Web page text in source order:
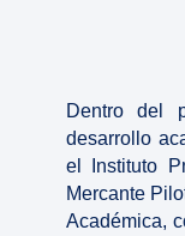
Dentro del
desarrollo
el Instituto
Mercante
Académica,